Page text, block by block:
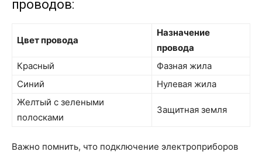
проводов:
Цвет провода
Назначение
провода
Красный
Фазная жила
Синий
Нулевая жила
Желтый с зелеными
полосками
Защитная земля
Важно помнить, что подключение электроприборов